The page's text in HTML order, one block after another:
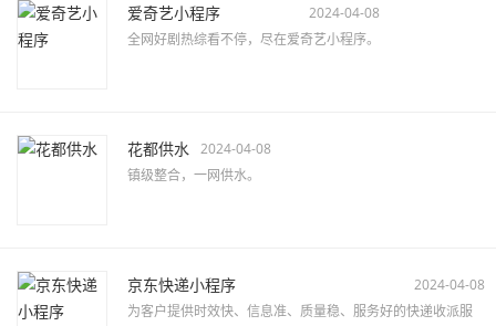
爱奇艺小程序
2024-04-08
全网好剧热综看不停，尽在爱奇艺小程序。
花都供水
2024-04-08
镇级整合，一网供水。
京东快递小程序
2024-04-08
为客户提供时效快、信息准、质量稳、服务好的快递收派服